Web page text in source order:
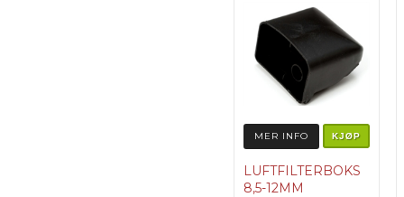
MER INFO KJØP
LUFTFILTERBOKS
8,5-12MM